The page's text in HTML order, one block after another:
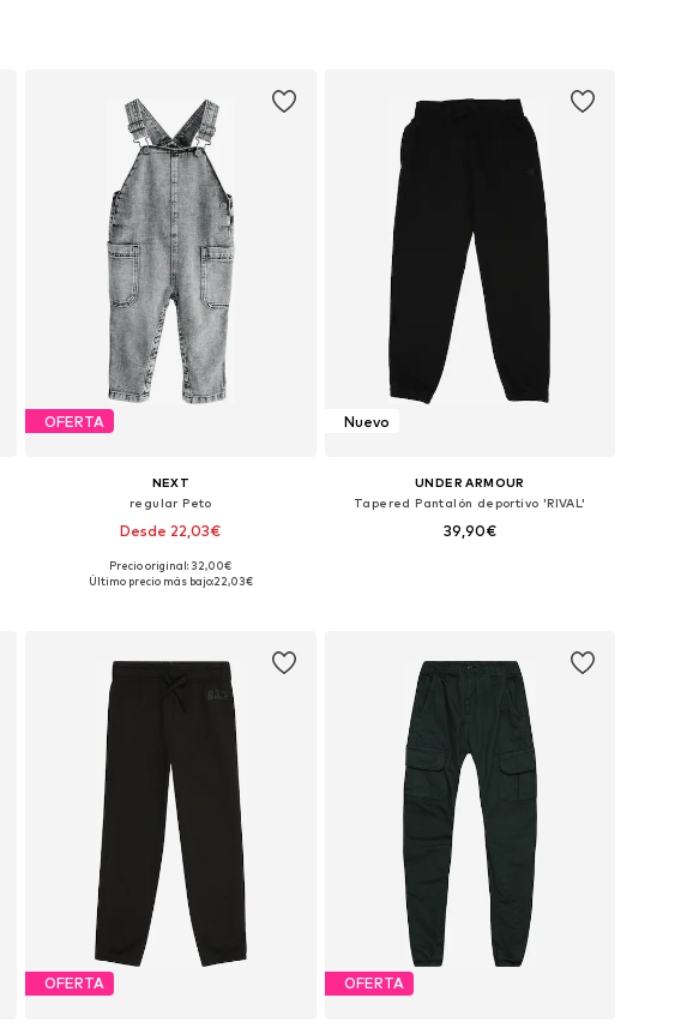
OFERTA
NEXT
regular Peto
Desde 22,03€
Disponible en muchas tallas
Precio original: 32,00€
Último precio más bajo:22,03€
Nuevo
UNDER ARMOUR
Tapered Pantalón deportivo 'RIVAL'
39,90€
OFERTA OFERTA